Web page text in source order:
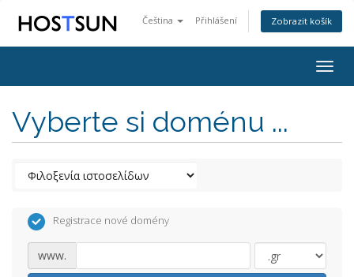
Čeština Přihlášení Zobrazit košík
Vyberte si doménu ...
Registrace nové domény
www.